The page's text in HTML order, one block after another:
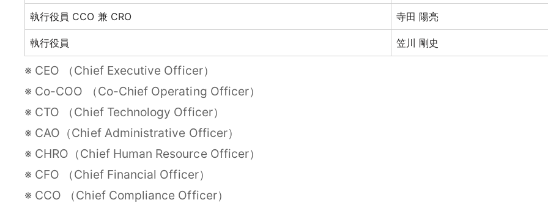
執行役員 CCO 兼 CRO 寺田 陽亮
執行役員 笠川 剛史
※ CEO （Chief Executive Officer）
※ Co-COO （Co-Chief Operating Officer）
※ CTO （Chief Technology Officer）
※ CAO（Chief Administrative Officer）
※ CHRO（Chief Human Resource Officer）
※ CFO （Chief Financial Officer）
※ CCO （Chief Compliance Officer）